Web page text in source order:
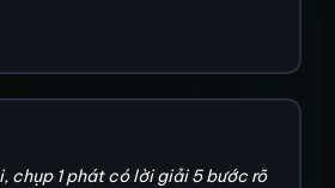
chụp 1 phát có lời giải 5 bước rõ